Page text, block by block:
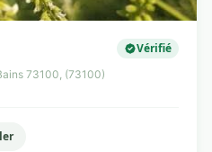
Vérifié
73100, (73100)